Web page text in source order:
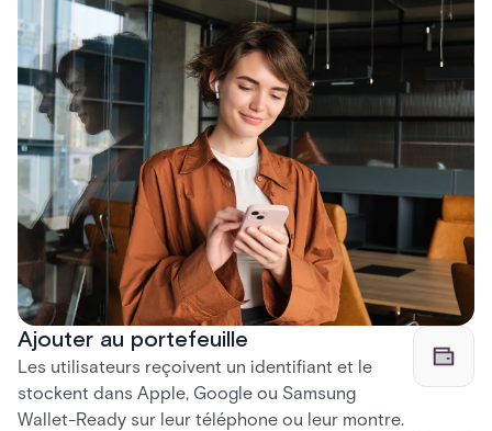
Ajouter au portefeuille
Les utilisateurs reçoivent un identifiant et le
stockent dans Apple, Google ou Samsung
Wallet-Ready sur leur téléphone ou leur montre.